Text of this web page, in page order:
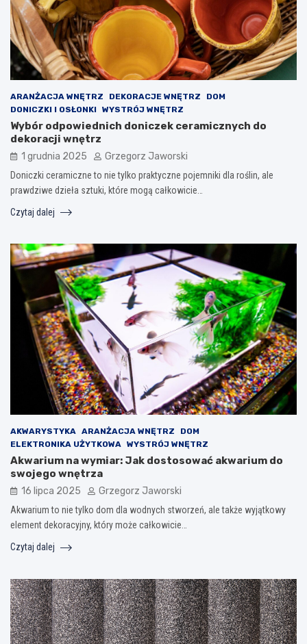
ARANŻACJA WNĘTRZ DEKORACJE WNĘTRZ
DOM
DONICZKI I OSŁONKI
WYSTRÓJ WNĘTRZ
Wybór odpowiednich doniczek ceramicznych do
dekoracji wnętrz
1 grudnia 2025 Grzegorz Jaworski
Doniczki ceramiczne to nie tylko praktyczne pojemniki dla roślin, ale
prawdziwe dzieła sztuki, które mogą całkowicie…
Czytaj dalej
AKWARYSTYKA ARANŻACJA WNĘTRZ
DOM
ELEKTRONIKA UŻYTKOWA WYSTRÓJ WNĘTRZ
Akwarium na wymiar: Jak dostosować akwarium do
swojego wnętrza
16 lipca 2025 Grzegorz Jaworski
Akwarium to nie tylko dom dla wodnych stworzeń, ale także wyjątkowy
element dekoracyjny, który może całkowicie…
Czytaj dalej